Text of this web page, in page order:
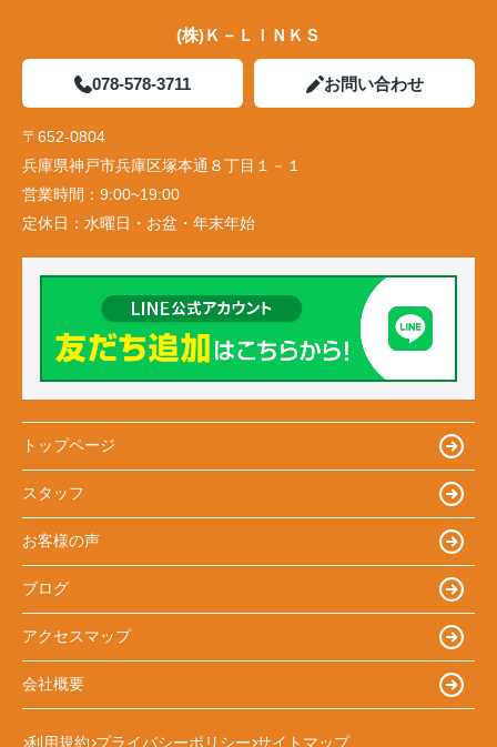
(株)Ｋ－ＬＩＮＫＳ
078-578-3711 お問い合わせ
〒652-0804
兵庫県神戸市兵庫区塚本通８丁目１－１
営業時間： 9:00~19:00
定休日： 水曜日・お盆・年末年始
トップページ
スタッフ
お客様の声
ブログ
アクセスマップ
会社概要
利用規約 プライバシーポリシー サイトマップ